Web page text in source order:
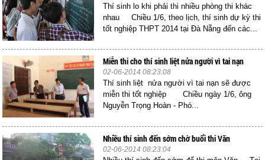
Thí sinh lo khi phải thi nhiều phòng thi khác
nhau Chiều 1/6, theo lịch, thí sinh dự kỳ thi
tốt nghiệp THPT 2014 tại Đà Nẵng đến các...
Miễn thi cho thí sinh liệt nửa người vì tai nạn
02-06-2014 08:23:08
Thí sinh liệt nửa người vì tai nạn sẽ được
miễn thi tốt nghiệp Chiều ngày 1/6, ông
Nguyễn Trọng Hoàn - Phó...
Nhiều thí sinh đến sớm chờ buổi thi Văn
02-06-2014 08:23:04